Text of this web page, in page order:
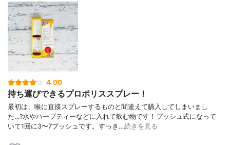
4.00
持ち運びできるプロポリススプレー！
最初は、喉に直接スプレーするものと間違えて購入してしまいまし
た…?水やハーブティーなどに入れて飲む物です！プッシュ式になって
いて1回に3〜7プッシュです。すっき…続きを見る